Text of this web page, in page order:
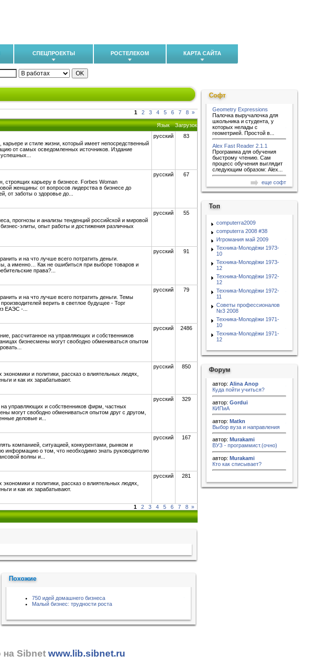
СПЕЦПРОЕКТЫ РОСТЕЛЕКОМ КАРТА САЙТА
1 2 3 4 5 6 7 8 »
Язык Загрузок
и стиле жизни, который имеет непосредственный
от самых осведомленных источников. Издание
русский 83
строящих карьеру в бизнесе. Forbes Woman
женщины: от вопросов лидерства в бизнесе до
от заботы о здоровье до...
русский 67
прогнозы и анализы тенденций российской и мировой
элиты, опыт работы и достижения различных
русский 55
и на что лучше всего потратить деньги.
а именно… Как не ошибиться при выборе товаров и
права?...
русский 91
и на что лучше всего потратить деньги. Темы
верить в светлое будущее - Торг
ЕАЭС -...
русский 79
рассчитанное на управляющих и собственников
бизнесмены могут свободно обмениваться опытом
русский 2486
и политики, рассказ о влиятельных людях,
и как их зарабатывают.
русский 850
управляющих и собственников фирм, частных
могут свободно обмениваться опытом друг с другом,
деловые и...
русский 329
компанией, ситуацией, конкурентами, рынком и
информацию о том, что необходимо знать руководителю
волны и...
русский 167
и политики, рассказ о влиятельных людях,
и как их зарабатывают.
русский 281
1 2 3 4 5 6 7 8 »
Похожие
750 идей домашнего бизнеса
Малый бизнес: трудности роста
Софт
Geometry Expressions
Палочка выручалочка для
школьника и студента, у
которых нелады с
геометрией. Простой в...
Alex Fast Reader 2.1.1
Программа для обучения
быстрому чтению. Сам
процесс обучения выглядит
следующим образом: Alex...
еще софт
Топ
computerra2009
computerra 2008 #38
Игромания май 2009
Техника-Молодёжи 1973-
10
Техника-Молодёжи 1973-
12
Техника-Молодёжи 1972-
12
Техника-Молодёжи 1972-
11
Советы профессионалов
№3 2008
Техника-Молодёжи 1971-
10
Техника-Молодёжи 1971-
12
Форум
автор: Alina Anop
Куда пойти учиться?
автор: Gordui
КИПиА
автор: Matkn
Выбор вуза и направления
автор: Murakami
ВУЗ - программист.(очно)
автор: Murakami
Кто как списывает?
на Sibnet www.lib.sibnet.ru